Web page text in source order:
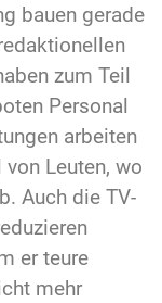
bauen gerade
zum Teil
Personal
arbeiten
Leuten, wo
Auch die TV-
er teure
mehr